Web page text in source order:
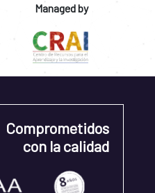
Managed by
Comprometidos
con la calidad